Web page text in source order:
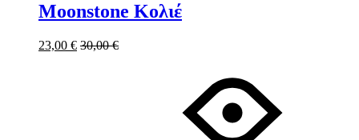
Moonstone Κολιέ
23,00 € 30,00€